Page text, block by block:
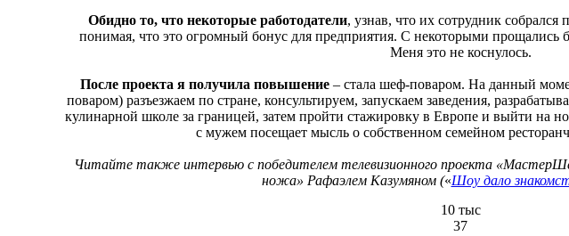
Обидно то, что некоторые работодатели, узнав, что их сотрудник собрался
понимая, что это огромный бонус для предприятия. С некоторыми прощались
Меня это не коснулось.
После проекта я получила повышение – стала шеф-поваром. На данный
поваром) разъезжаем по стране, консультируем, запускаем заведения,
кулинарной школе за границей, затем пройти стажировку в Европе и выйти на
с мужем посещает мысль о собственном семейном
Читайте также интервью с победителем телевизионного проекта
ножа» Рафаэлем Казумяном («Шоу дало
10 тыс
37